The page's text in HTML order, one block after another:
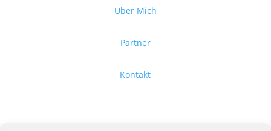
Über Mich
Partner
Kontakt